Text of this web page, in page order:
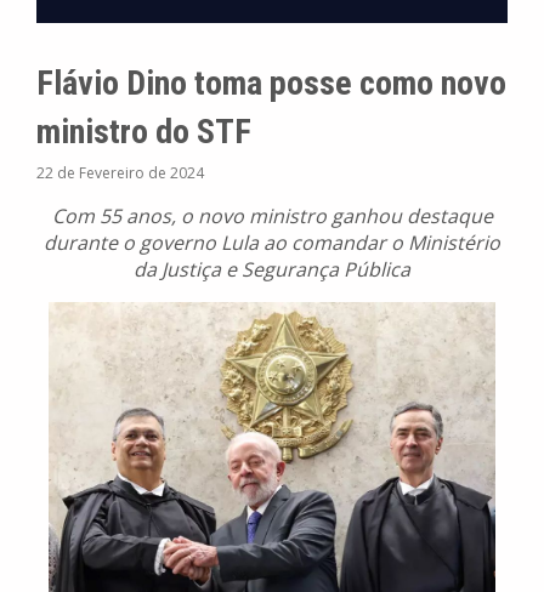
Flávio Dino toma posse como novo
ministro do STF
22 de Fevereiro de 2024
Com 55 anos, o novo ministro ganhou destaque
durante o governo Lula ao comandar o Ministério
da Justiça e Segurança Pública